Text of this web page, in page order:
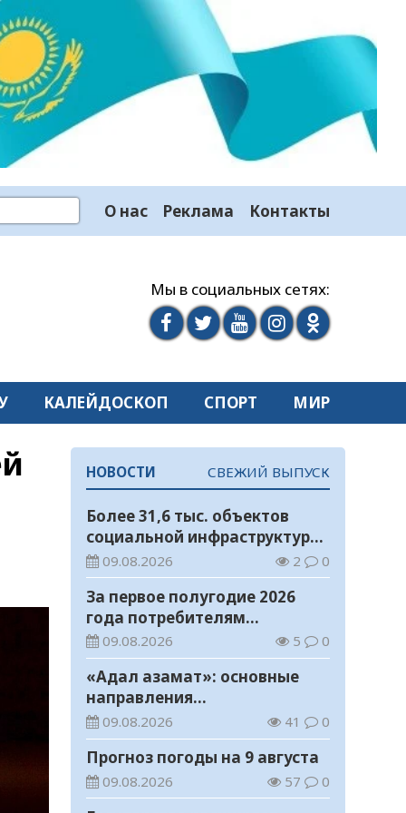
О нас Реклама Контакты
Мы в социальных сетях:
КАЛЕЙДОСКОП СПОРТ МИР
НОВОСТИ СВЕЖИЙ ВЫПУСК
Более 31,6 тыс. объектов
социальной инфраструктуры
адаптированы для лиц с
инвалидностью
09.08.2026 2 0
За первое полугодие 2026
года потребителям
возвращено 1,5 млрд тенге
09.08.2026 5 0
«Адал азамат»: основные
направления
воспитательной работы в
новом учебном году
09.08.2026 41 0
Прогноз погоды на 9 августа
09.08.2026 57 0